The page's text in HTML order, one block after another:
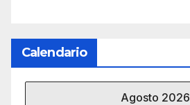
Calendario
Agosto 2026